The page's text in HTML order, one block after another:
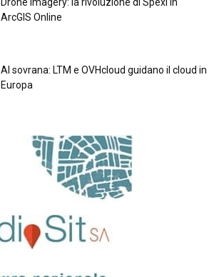
Drone imagery: la rivoluzione di Spexi in
ArcGIS Online
Al sovrana: LTM е OVHcloud guidano il cloud in
Europа